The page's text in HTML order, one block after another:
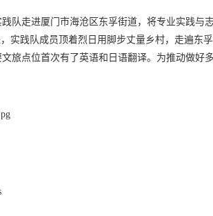
队走进厦门市海沧区东孚街道，将专业实践与
实践队成员顶着烈日用脚步丈量乡村，走遍东
旅点位首次有了英语和日语翻译。为推动做好